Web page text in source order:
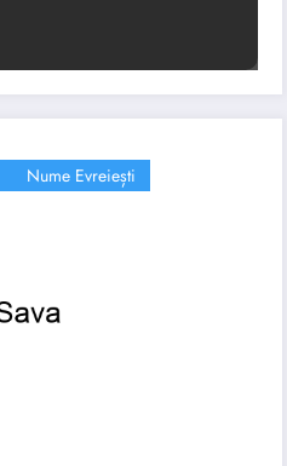
Nume Evreiești